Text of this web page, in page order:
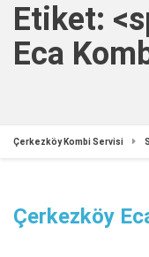
Etiket:
Eca
Çerkezköy Kombi Servisi
Çerkezköy